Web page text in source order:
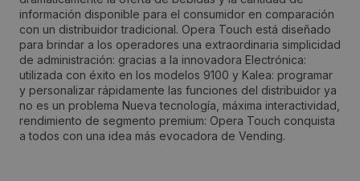
información disponible para el consumidor en comparación
con un distribuidor tradicional. Opera Touch está diseñado
para brindar a los operadores una extraordinaria simplicidad
de administración: gracias a la innovadora Electrónica:
utilizada con éxito en los modelos 9100 y Kalea: programar
y personalizar rápidamente las funciones del distribuidor ya
no es un problema Nueva tecnología, máxima interactividad,
rendimiento de segmento premium: Opera Touch conquista
a todos con una idea más evocadora de Vending.
Localidad:
Coslada
Código Postal:
28821